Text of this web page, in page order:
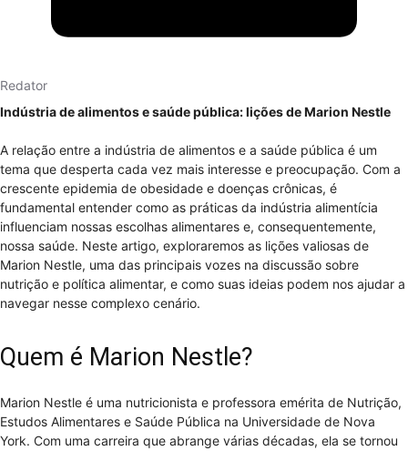
Redator
Indústria de alimentos e saúde pública: lições de Marion Nestle
A relação entre a indústria de alimentos e a saúde pública é um
tema que desperta cada vez mais interesse e preocupação. Com a
crescente epidemia de obesidade e doenças crônicas, é
fundamental entender como as práticas da indústria alimentícia
influenciam nossas escolhas alimentares e, consequentemente,
nossa saúde. Neste artigo, exploraremos as lições valiosas de
Marion Nestle, uma das principais vozes na discussão sobre
nutrição e política alimentar, e como suas ideias podem nos ajudar a
navegar nesse complexo cenário.
Quem é Marion Nestle?
Marion Nestle é uma nutricionista e professora emérita de Nutrição,
Estudos Alimentares e Saúde Pública na Universidade de Nova
York. Com uma carreira que abrange várias décadas, ela se tornou